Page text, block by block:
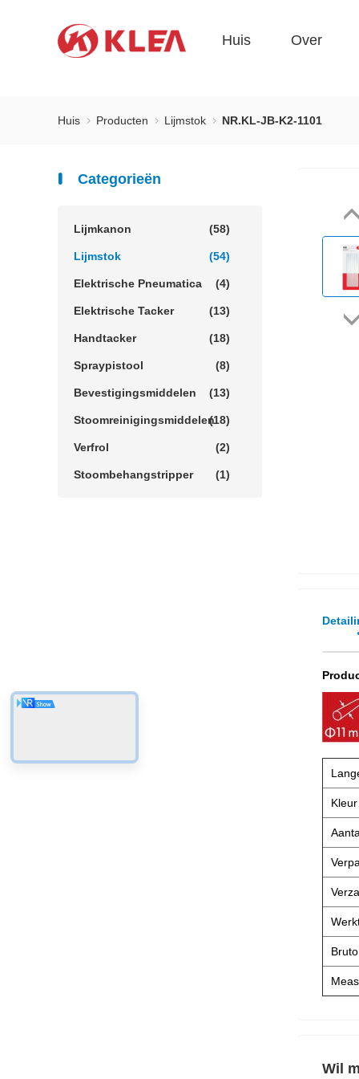
Huis Over
Huis Producten Lijmstok NR.KL-JB-K2-1101
Categorieën
Lijmkanon (58)
Lijmstok (54)
Elektrische Pneumatica (4)
Elektrische Tacker (13)
Handtacker (18)
Spraypistool (8)
Bevestigingsmiddelen (13)
Stoomreinigingsmiddelen(18)
Verfrol (2)
Stoombehangstripper (1)
Kleur
Meas
Wil